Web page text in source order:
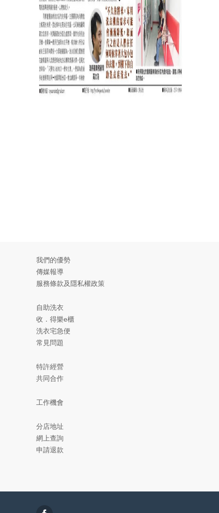
我們的優勢
傳媒報導
服務條款及隱私權政策
自助洗衣
收．得樂e櫃
洗衣宅急便
常見問題
特許經營
共同合作
工作機會
分店地址
網上查詢
申請退款